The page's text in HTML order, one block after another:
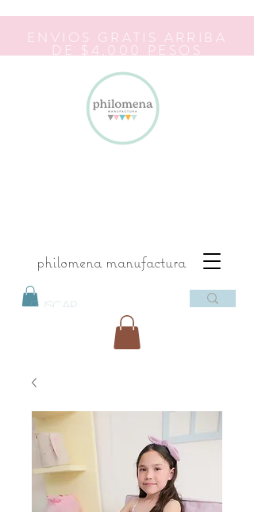
philomena manufactura
ENVIOS GRATIS ARRIBA
DE $4,000 PESOS